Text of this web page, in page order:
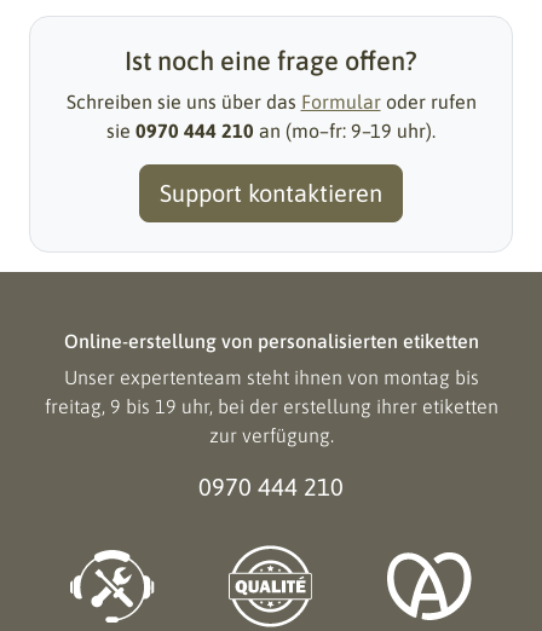
Ist noch eine frage offen?
Schreiben sie uns über das Formularoder rufen
sie 0970 444 210 an (mo–fr: 9–19 uhr).
Support kontaktieren
Online-erstellung von personalisierten etiketten
Unser expertenteam steht ihnen von montag bis
freitag, 9 bis 19 uhr, bei der erstellung ihrer etiketten
zur verfügung.
0970 444 210